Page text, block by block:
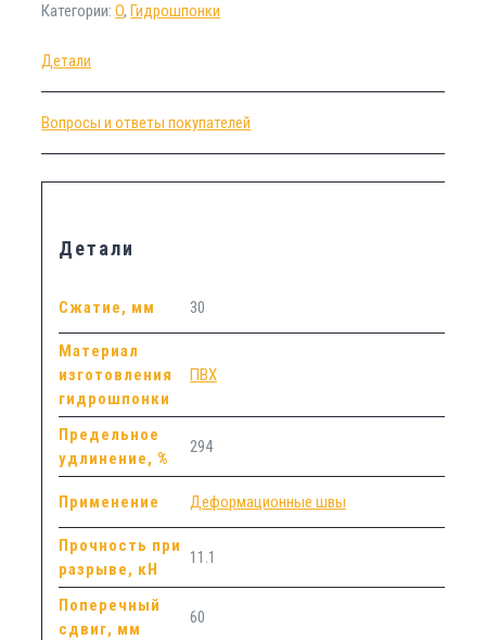
Категории:O,Гидрошпонки
Детали
Вопросы и ответы покупателей
Детали
Сжатие, мм 30
Материал
изготовления
гидрошпонки
ПВХ
Предельное
удлинение, %
294
Применение Деформационные швы
Прочность при
разрыве, кН
11.1
Поперечный
сдвиг, мм
60